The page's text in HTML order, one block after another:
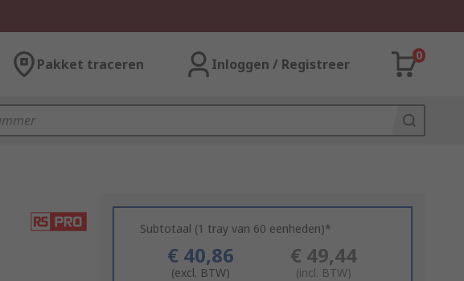
Pakket traceren Inloggen / Registreer
0
Subtotaal (1 tray van 60 eenheden)*
€ 40,86
(excl. BTW)
€ 49,44
(incl. BTW)